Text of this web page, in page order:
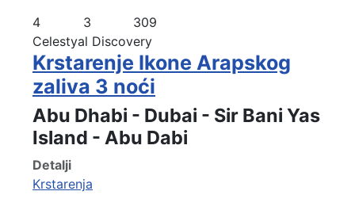
4 3
309
Celestyal Discovery
Krstarenje Ikone Arapskog
zaliva 3 noći
Abu Dhabi - Dubai - Sir Bani Yas
Island - Abu Dabi
Detalji
Krstarenja